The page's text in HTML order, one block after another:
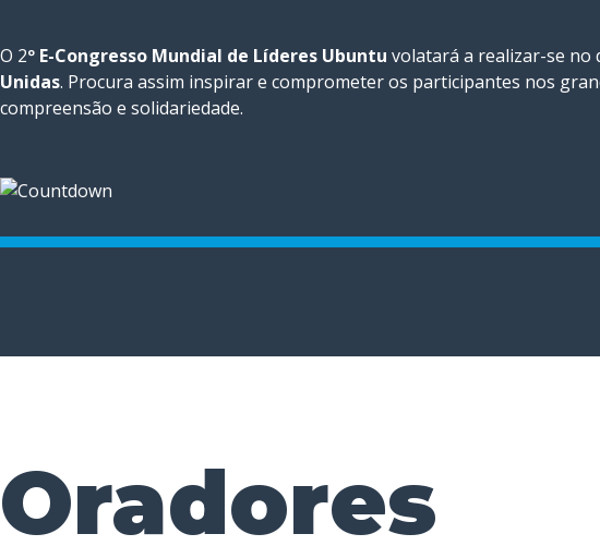
O 2º E-Congresso Mundial de Líderes Ubuntu volatará a realizar-se no
Unidas. Procura assim inspirar e comprometer os participantes nos
compreensão e solidariedade.
Oradores